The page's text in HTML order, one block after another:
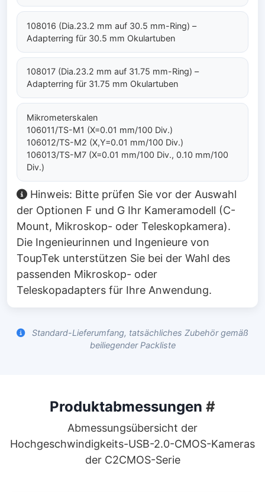
108016 (Dia.23.2 mm auf 30.5 mm-Ring) –
Adapterring für 30.5 mm Okulartuben
108017 (Dia.23.2 mm auf 31.75 mm-Ring) –
Adapterring für 31.75 mm Okulartuben
Mikrometerskalen
106011/TS-M1 (X=0.01 mm/100 Div.)
106012/TS-M2 (X,Y=0.01 mm/100 Div.)
106013/TS-M7 (X=0.01 mm/100 Div., 0.10 mm/100
Div.)
Hinweis: Bitte prüfen Sie vor der Auswahl
der Optionen F und G Ihr Kameramodell (C-
Mount, Mikroskop- oder Teleskopkamera).
Die Ingenieurinnen und Ingenieure von
ToupTek unterstützen Sie bei der Wahl des
passenden Mikroskop- oder
Teleskopadapters für Ihre Anwendung.
Standard-Lieferumfang, tatsächliches Zubehör gemäß
beiliegender Packliste
Produktabmessungen #
Abmessungsübersicht der
Hochgeschwindigkeits-USB-2.0-CMOS-Kameras
der C2CMOS-Serie